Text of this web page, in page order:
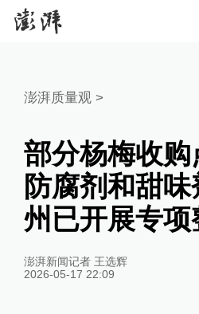
澎湃质量观>
部分杨梅收购
防腐剂和甜
州已开展专项
澎湃新闻记者 王选辉
2026-05-17 22:09